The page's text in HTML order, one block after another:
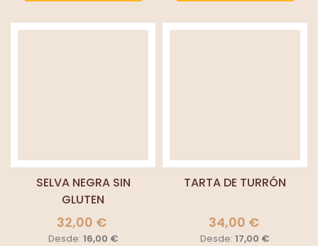
SELVA NEGRA SIN
GLUTEN
32,00 €
Desde: 16,00 €
TARTA DE TURRÓN
34,00 €
Desde: 17,00 €